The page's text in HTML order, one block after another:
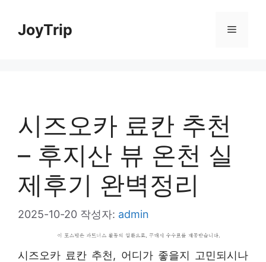
JoyTrip 메
시즈오카 료칸 추천
– 후지산 뷰 온천 실
제후기 완벽정리
2025-10-20 작성자: admin
시즈오카 료칸 추천, 어디가 좋을지 고민되시나